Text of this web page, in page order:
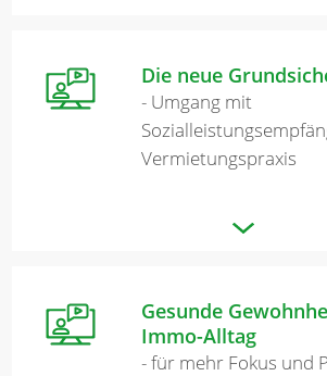
Die neue
- Umgang mit
Vermietungspraxis
Gesunde
Immo-Alltag
- für mehr Fokus und